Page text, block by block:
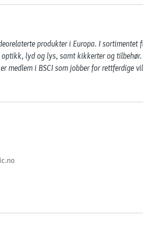
produkter i Europa. I sortimentet
lyd og lys, samt kikkerter og
medlem i BSCI som jobber for rettferdige